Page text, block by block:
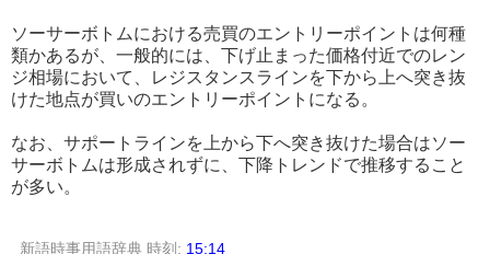
ソーサーボトムにおける売買のエントリーポイントは何種
類かあるが、一般的には、下げ止まった価格付近でのレン
ジ相場において、レジスタンスラインを下から上へ突き抜
けた地点が買いのエントリーポイントになる。
なお、サポートラインを上から下へ突き抜けた場合はソー
サーボトムは形成されずに、下降トレンドで推移すること
が多い。
新語時事用語辞典 時刻: 15:14